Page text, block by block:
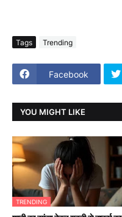
Tags Trending
Facebook
YOU MIGHT LIKE
TRENDING